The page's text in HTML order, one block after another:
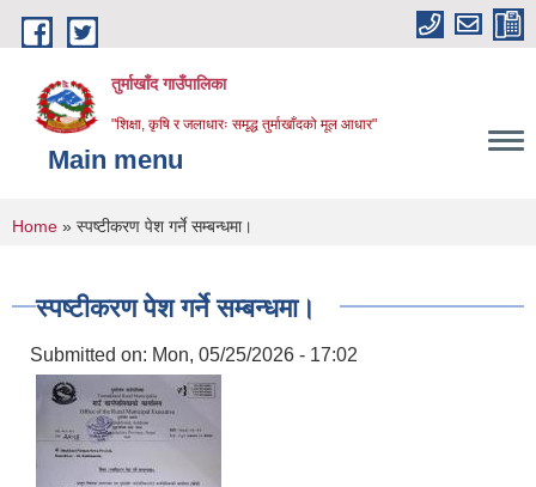
Skip to main content
तुर्माखाँद गाउँपालिका
"शिक्षा, कृषि र जलाधारः समृद्ध तुर्माखाँदको मूल आधार"
Main menu
You are here
Home » स्पष्टीकरण पेश गर्ने सम्बन्धमा।
स्पष्टीकरण पेश गर्ने सम्बन्धमा।
Submitted on: Mon, 05/25/2026 - 17:02